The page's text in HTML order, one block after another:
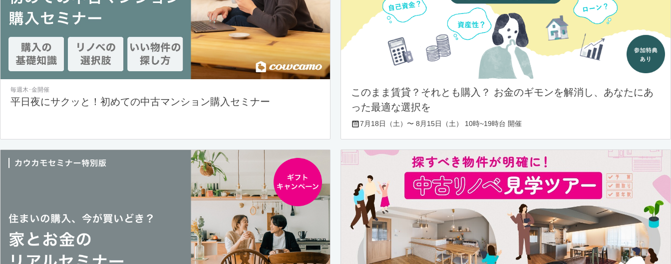
毎週木･金開催
平日夜にサクッと！初めての中古マンション購入セミナー
このまま賃貸？それとも購入？ お金のギモンを解消し、あなたにあ
った最適な選択を
7月18日（土）〜 8月15日（土） 10時~19時台 開催